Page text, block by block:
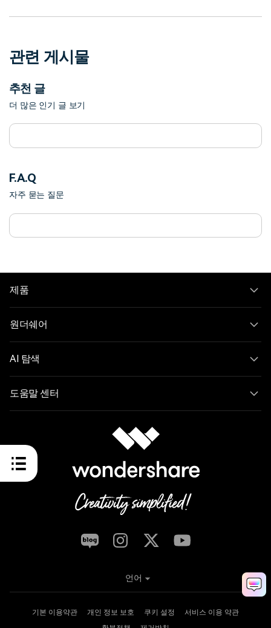
관련 게시물
추천 글
더 많은 인기 글 보기
F.A.Q
자주 묻는 질문
제품
원더쉐어
AI 탐색
도움말 센터
기본 이용약관 개인 정보 보호 쿠키 설정
서비스 이용 약관
언어